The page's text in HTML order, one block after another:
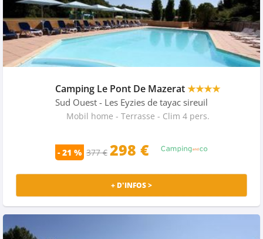
Camping Le Pont De Mazerat★★★★
Sud Ouest - Les Eyzies de tayac sireuil
Mobil home - Terrasse - Clim 4 pers.
- 21 % 377 € 298 €
+ D'INFOS >